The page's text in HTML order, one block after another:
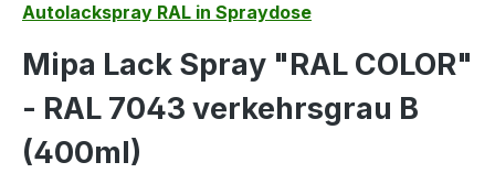
Autolackspray RAL in Spraydose
Mipa Lack Spray "RAL COLOR"
- RAL 7043 verkehrsgrau B
(400ml)